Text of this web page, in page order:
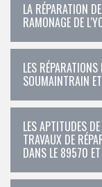
LA RÉPARATION
RAMONAGE DE
LES
SOUMAINTRAIN
LES APTITUDES
TRAVAUX DE
DANS LE 89570